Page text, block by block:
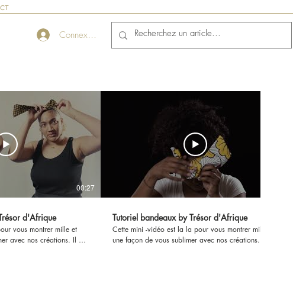
Connexion
00:27
d'Afrique
avec nos créations. Il y
Tutoriel bandeaux by Trésor d'Afrique
Cette mini -vidéo est la la pour vous montrer mille et
une façon de vous sublimer avec nos créations. Il y